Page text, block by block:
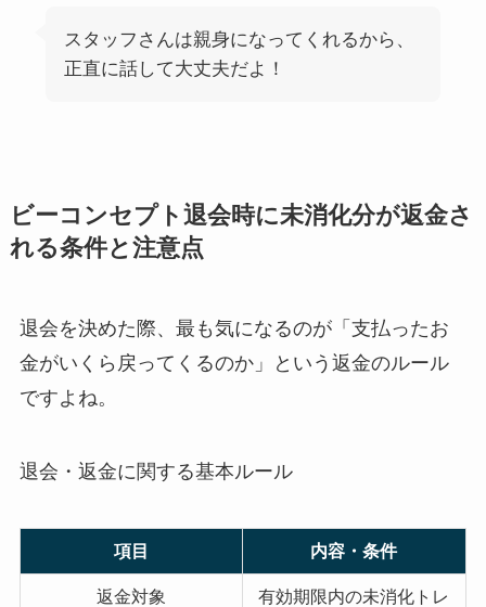
スタッフさんは親身になってくれるから、
正直に話して大丈夫だよ！
ビーコンセプト退会時に未消化分が返金さ
れる条件と注意点
退会を決めた際、最も気になるのが「支払ったお
金がいくら戻ってくるのか」という返金のルール
ですよね。
退会・返金に関する基本ルール
項目 内容・条件
返金対象
有効期限内の未消化トレ